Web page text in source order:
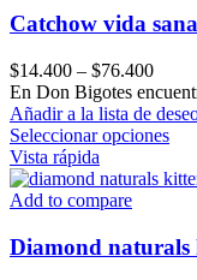
Las
en
la
de
Catchow vida sana
$14.400 – $76.400Price
En Don Bigotes
Añadir a la lista de
Seleccionar opcionesEste
Las
Vista rápida
Add to compare
Diamond naturals